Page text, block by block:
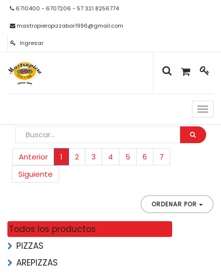
6710400 - 6707206 - 57 321 8256774
mastropieropizzabar1996@gmail.com
Ingresar
de
Anterior 1 2 3 4 5 6
7
Siguiente
ORDENAR POR
Todos los productos
PIZZAS
AREPIZZAS